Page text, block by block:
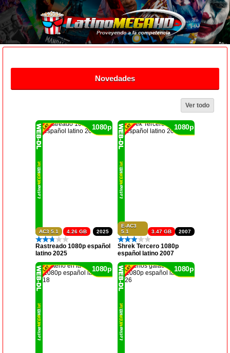
Novedades
Ver todo
AC3 5.1 2025
4.26 GB
1080p
Rastreado 1080p español
latino 2025
E-AC3
5.1
2007
3.47 GB
1080p
Shrek Tercero 1080p
español latino 2007
1080p 1080p